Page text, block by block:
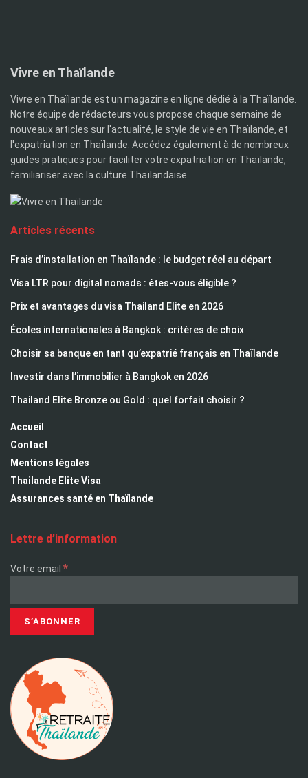
Vivre en Thaïlande
Vivre en Thaïlande est un magazine en ligne dédié à la Thaïlande.
Notre équipe de rédacteurs vous propose chaque semaine de
nouveaux articles sur l'actualité, le style de vie en Thaïlande, et
l'expatriation en Thaïlande. Accédez également à de nombreux
guides pratiques pour faciliter votre expatriation en Thaïlande,
familiariser avec la culture Thaïlandaise
Articles récents
Frais d’installation en Thaïlande : le budget réel au départ
Visa LTR pour digital nomads : êtes-vous éligible ?
Prix et avantages du visa Thailand Elite en 2026
Écoles internationales à Bangkok : critères de choix
Choisir sa banque en tant qu’expatrié français en Thaïlande
Investir dans l’immobilier à Bangkok en 2026
Thailand Elite Bronze ou Gold : quel forfait choisir ?
Accueil
Contact
Mentions légales
Thailande Elite Visa
Assurances santé en Thaïlande
Lettre d’information
Votre email *